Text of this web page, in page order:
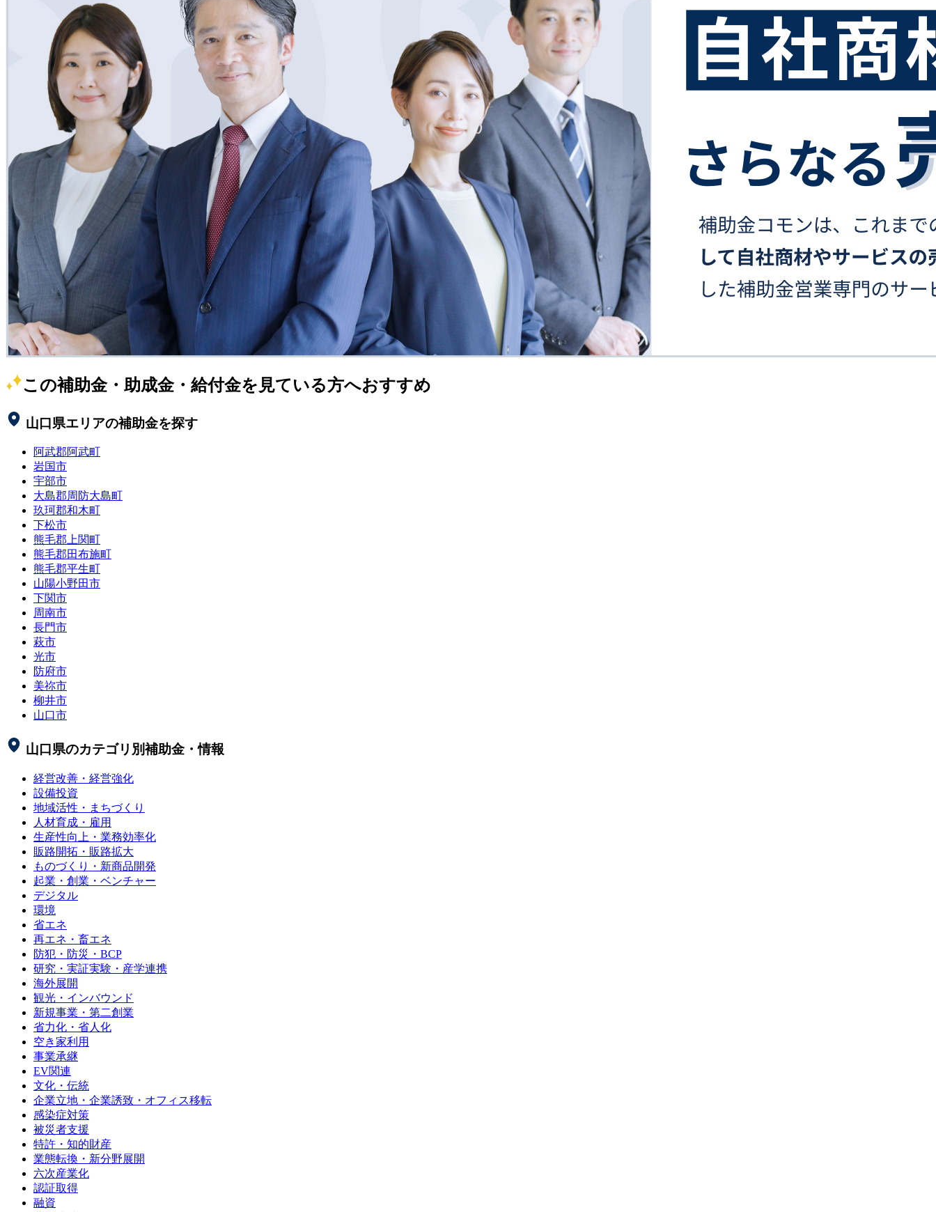
この補助金・助成金・給付金を見ている方へおすすめ
山口県エリアの補助金を探す
阿武郡阿武町
岩国市
宇部市
大島郡周防大島町
玖珂郡和木町
下松市
熊毛郡上関町
熊毛郡田布施町
熊毛郡平生町
山陽小野田市
下関市
周南市
長門市
萩市
光市
防府市
美祢市
柳井市
山口市
山口県のカテゴリ別補助金・情報
経営改善・経営強化
設備投資
地域活性・まちづくり
人材育成・雇用
生産性向上・業務効率化
販路開拓・販路拡大
ものづくり・新商品開発
起業・創業・ベンチャー
デジタル
環境
省エネ
再エネ・畜エネ
防犯・防災・BCP
研究・実証実験・産学連携
海外展開
観光・インバウンド
新規事業・第二創業
省力化・省人化
空き家利用
事業承継
EV関連
文化・伝統
企業立地・企業誘致・オフィス移転
感染症対策
被災者支援
特許・知的財産
業態転換・新分野展開
六次産業化
認証取得
融資